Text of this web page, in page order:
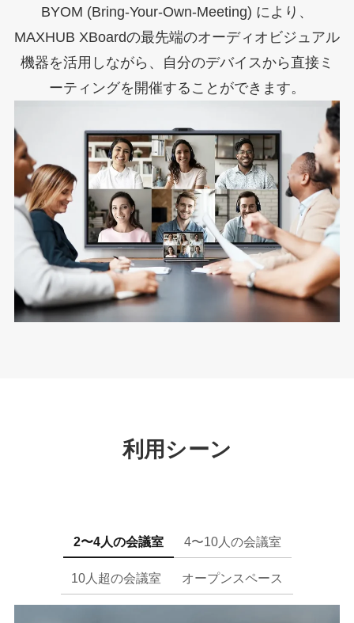
BYOM (Bring-Your-Own-Meeting) により、
MAXHUB XBoardの最先端のオーディオビジュアル
機器を活用しながら、自分のデバイスから直接ミ
ーティングを開催することができます。
利用シーン
2〜4人の会議室 4〜10人の会議室
10人超の会議室 オープンスペース